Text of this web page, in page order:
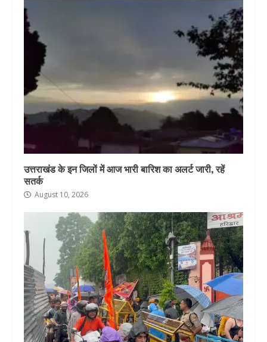
उत्तराखंड के इन जिलों में आज भारी बारिश का अलर्ट जारी, रहें
सतर्क
August 10, 2026